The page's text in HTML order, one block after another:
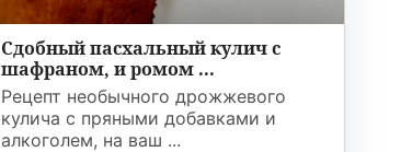
Сдобный пасхальный кулич с
шафраном, и ромом ...
Рецепт необычного дрожжевого
кулича с пряными добавками и
алкоголем, на ваш ...